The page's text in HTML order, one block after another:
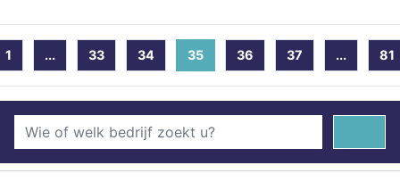
1 ... 33 34 35 (current)
36 37 ... 81